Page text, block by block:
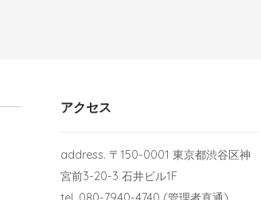
アクセス
address. 〒150-0001 東京都渋谷区神
宮前3-20-3 石井ビル1F